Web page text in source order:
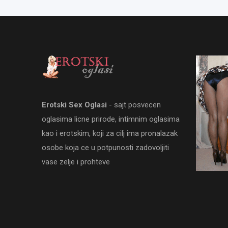
Erotski Sex Oglasi - sajt posvecen
oglasima licne prirode, intimnim oglasima
kao i erotskim, koji za cilj ima pronalazak
osobe koja ce u potpunosti zadovoljiti
vase zelje i prohteve